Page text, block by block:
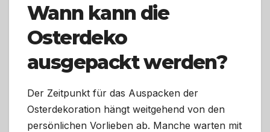
Wann kann die
Osterdeko
ausgepackt werden?
Der Zeitpunkt für das Auspacken der
Osterdekoration hängt weitgehend von den
persönlichen Vorlieben ab. Manche warten mit